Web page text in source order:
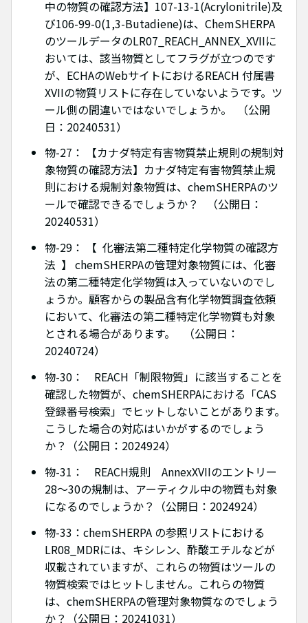
中の物質の確認方法】107-13-1(Acrylonitrile)及
び106-99-0(1,3-Butadiene)は、ChemSHERPA
のツールデータのLR07_REACH_ANNEX_XVIIに
おいては、該当物質としてフラグが立つのです
が、ECHAのWebサイトにおけるREACH 付属書
XVIIの物質リストに存在していないようです。ツ
ール側の間違いではないでしょうか。 （公開
日：20240531）
物-27： 【カナダ特定有害物質禁止規則の規制対
象物質の確認方法】カナダ特定有害物質禁止規
則における規制対象物質は、chemSHERPAのツ
ールで確認できるでしょうか？ （公開日：
20240531）
物-29： 【 化審法第二種特定化学物質の確認方
法 】 chemSHERPAの管理対象物質には、化審
法の第二種特定化学物質は入っていないのでし
ょうか。顧客からの製品含有化学物質調査依頼
において、化審法の第二種特定化学物質も対象
とされる場合があります。 （公開日：
20240724）
物-30： REACH「制限物質」に該当することを
確認した物質が、chemSHERPAにおける「CAS
登録番号検索」でヒットしないことがあります。
こうした場合の対応はいかがするのでしょう
か？（公開日：2024924）
物-31： REACH規則 AnnexXVIIのエントリー
28～30の規制は、アーティクル中の物質も対象
になるのでしょうか？（公開日：2024924）
物-33：chemSHERPA の参照リストにおける
LR08_MDRには、キシレン、酢酸エチルなどが
収載されていますが、これらの物質はツールの
物質検索ではヒットしません。これらの物質
は、chemSHERPAの管理対象物質なのでしょう
か？（公開日：20241031）